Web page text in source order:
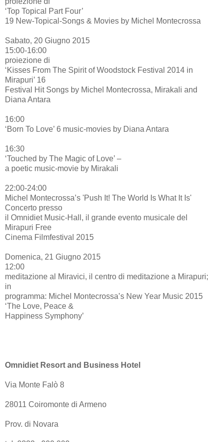
‘Top Topical Part Four’
19 New-Topical-Songs & Movies by Michel Montecrossa
Sabato, 20 Giugno 2015
15:00-16:00
proiezione di
‘Kisses From The Spirit of Woodstock Festival 2014 in
Mirapuri’ 16
Festival Hit Songs by Michel Montecrossa, Mirakali and
Diana Antara
16:00
‘Born To Love’ 6 music-movies by Diana Antara
16:30
‘Touched by The Magic of Love’ –
a poetic music-movie by Mirakali
22:00-24:00
Michel Montecrossa’s 'Push It! The World Is What It Is'
Concerto presso
il Omnidiet Music-Hall, il grande evento musicale del
Mirapuri Free
Cinema Filmfestival 2015
Domenica, 21 Giugno 2015
12:00
meditazione al Miravici, il centro di meditazione a Mirapuri;
in
programma: Michel Montecrossa’s New Year Music 2015
‘The Love, Peace &
Happiness Symphony’
Omnidiet Resort and Business Hotel
Via Monte Falò 8
28011 Coiromonte di Armeno
Prov. di Novara